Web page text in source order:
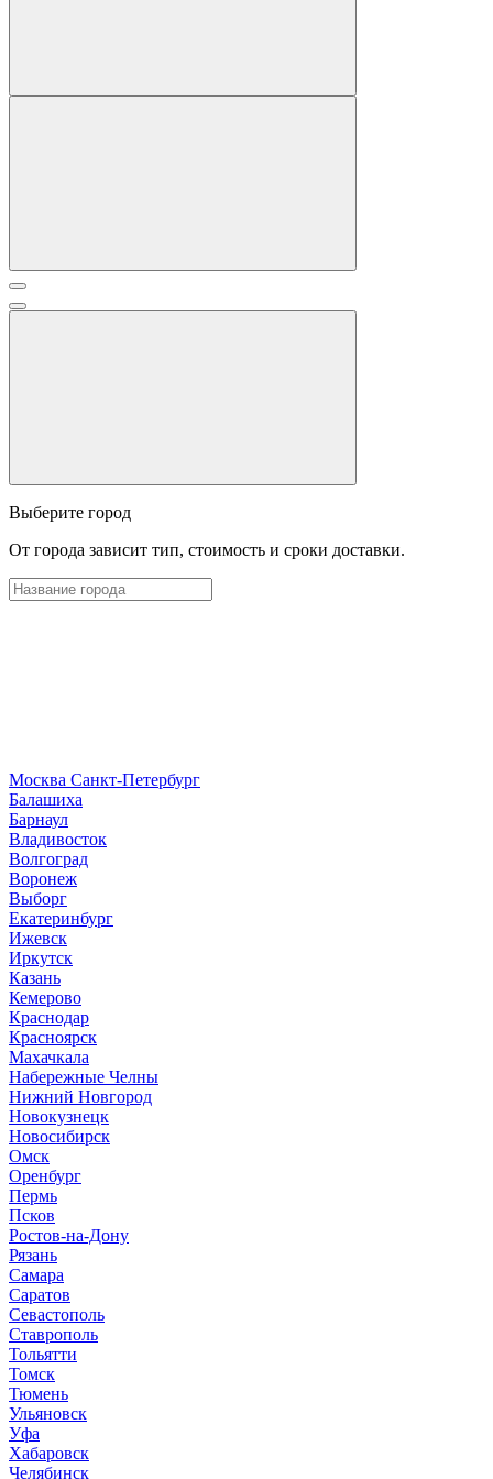
Выберите город
От города зависит тип, стоимость и сроки доставки.
Москва Санкт-Петербург
Балашиха
Барнаул
Владивосток
Волгоград
Воронеж
Выборг
Екатеринбург
Ижевск
Иркутск
Казань
Кемерово
Краснодар
Красноярск
Махачкала
Набережные Челны
Нижний Новгород
Новокузнецк
Новосибирск
Омск
Оренбург
Пермь
Псков
Ростов-на-Дону
Рязань
Самара
Саратов
Севастополь
Ставрополь
Тольятти
Томск
Тюмень
Ульяновск
Уфа
Хабаровск
Челябинск